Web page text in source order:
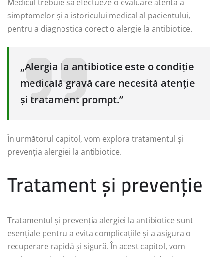
Medicul trebuie să efectueze o evaluare atentă a
simptomelor și a istoricului medical al pacientului,
pentru a diagnostica corect o alergie la antibiotice.
„Alergia la antibiotice este o condiție
medicală gravă care necesită atenție
și tratament prompt.”
În următorul capitol, vom explora tratamentul și
prevenția alergiei la antibiotice.
Tratament și prevenție
Tratamentul și prevenția alergiei la antibiotice sunt
esențiale pentru a evita complicațiile și a asigura o
recuperare rapidă și sigură. În acest capitol, vom